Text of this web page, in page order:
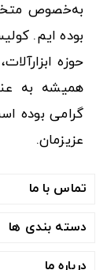
به‌خصوص
بوده ایم.
حوزه
همیشه به
گرامی بوده
عزیزمان.
تماس با ما
دسته بندی ها
درباره ما